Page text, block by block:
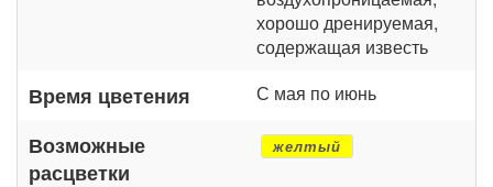
хорошо дренируемая,
содержащая известь
Время цветения С мая по июнь
Возможные
расцветки
желтый